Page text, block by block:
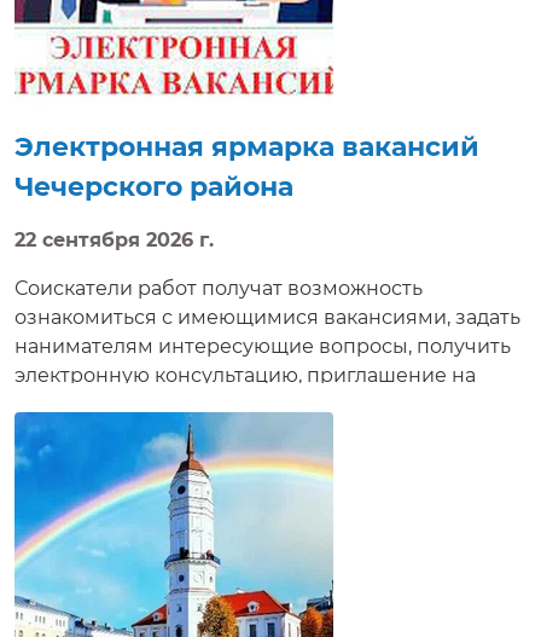
нанимателям интересующие вопросы, получить
электронную консультацию, приглашение на
собеседование в режиме реального времени.
Электронная ярмарка вакансий
Чечерского района
22 сентября 2026 г.
Соискатели работ получат возможность
ознакомиться с имеющимися вакансиями, задать
нанимателям интересующие вопросы, получить
электронную консультацию, приглашение на